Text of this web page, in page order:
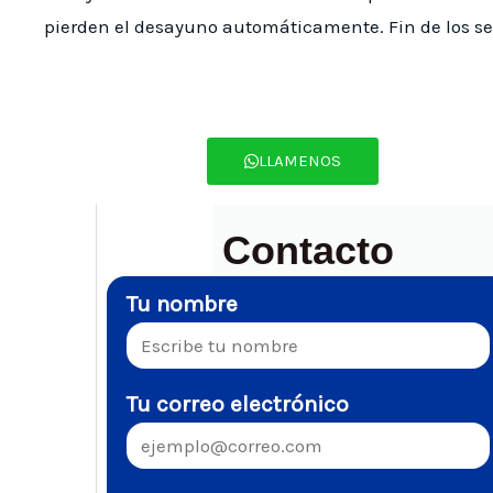
pierden el desayuno automáticamente. Fin de los
LLAMENOS
Contacto
Tu nombre
Tu correo electrónico